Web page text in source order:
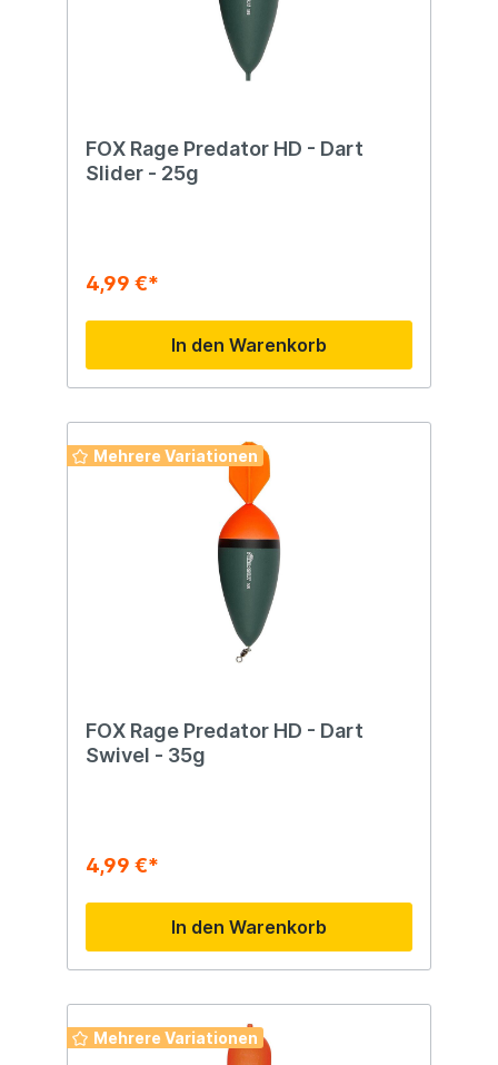
FOX Rage Predator HD - Dart
Slider - 25g
4,99 €*
In den Warenkorb
Mehrere Variationen
FOX Rage Predator HD - Dart
Swivel - 35g
4,99 €*
In den Warenkorb
Mehrere Variationen